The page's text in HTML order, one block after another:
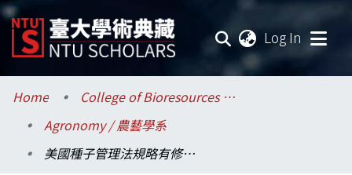
Log In
Communities & Collections
Research Outputs
Home
College of Bioresources and Agriculture / 生物資源暨農學院
Agronomy / 農藝學系
美國種子管理法規略有修訂, 種子生產效率